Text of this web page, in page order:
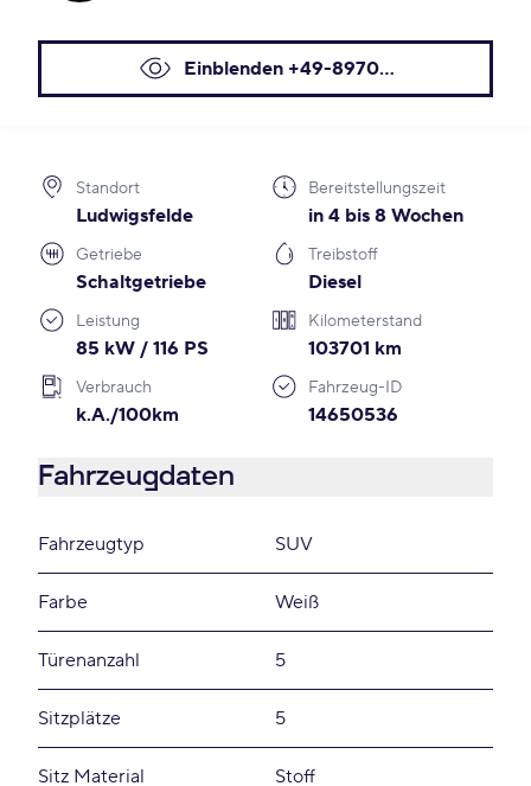
Einblenden +49-8970...
Standort
Ludwigsfelde
Bereitstellungszeit
in 4 bis 8 Wochen
Getriebe
Schaltgetriebe
Treibstoff
Diesel
Leistung
85 kW / 116 PS
Kilometerstand
103701 km
Verbrauch
k.A./100km
Fahrzeug-ID
14650536
Fahrzeugdaten
Fahrzeugtyp SUV
Farbe Weiß
Türenanzahl 5
Sitzplätze 5
Sitz Material Stoff